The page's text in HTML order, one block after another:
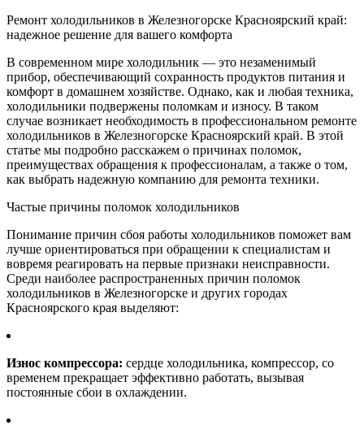
Ремонт холодильников в Железногорске Красноярский край:
надежное решение для вашего комфорта
В современном мире холодильник — это незаменимый
прибор, обеспечивающий сохранность продуктов питания и
комфорт в домашнем хозяйстве. Однако, как и любая техника,
холодильники подвержены поломкам и износу. В таком
случае возникает необходимость в профессиональном ремонте
холодильников в Железногорске Красноярский край. В этой
статье мы подробно расскажем о причинах поломок,
преимуществах обращения к профессионалам, а также о том,
как выбрать надежную компанию для ремонта техники.
Частые причины поломок холодильников
Понимание причин сбоя работы холодильников поможет вам
лучше ориентироваться при обращении к специалистам и
вовремя реагировать на первые признаки неисправности.
Среди наиболее распространенных причин поломок
холодильников в Железногорске и других городах
Красноярского края выделяют:
Износ компрессора: сердце холодильника, компрессор, со
временем прекращает эффективно работать, вызывая
постоянные сбои в охлаждении.